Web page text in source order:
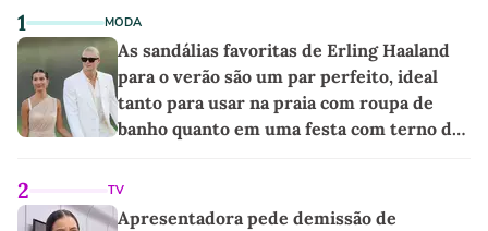
1 MODA
As sandálias favoritas de Erling Haaland
para o verão são um par perfeito, ideal
tanto para usar na praia com roupa de
banho quanto em uma festa com terno de
2 TV
Apresentadora pede demissão de